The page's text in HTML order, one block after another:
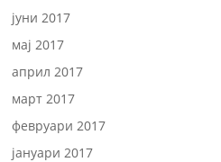
јуни 2017
мај 2017
април 2017
март 2017
февруари 2017
јануари 2017